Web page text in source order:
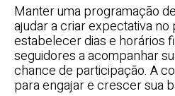
Manter uma programação
ajudar a criar expectativa no
estabelecer dias e horários
seguidores a acompanhar
chance de participação. A
para engajar e crescer sua